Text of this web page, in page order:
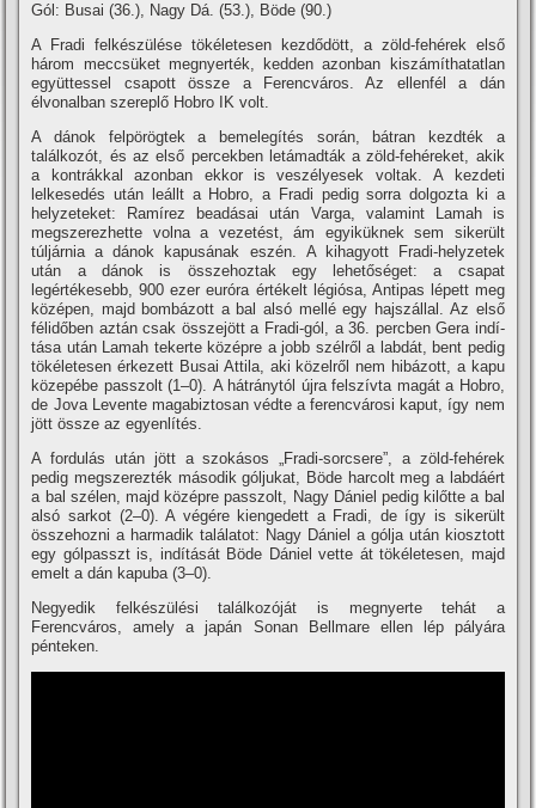
Gól: Busai (36.), Nagy Dá. (53.), Böde (90.)
A Fradi felkészülése tökéletesen kezdődött, a zöld-fehérek első
három meccsüket megnyerték, kedden azonban kiszámí­thatatlan
együttessel csapott össze a Ferencváros. Az ellenfél a dán
élvonalban szereplő Hobro IK volt.
A dánok felpörögtek a bemelegí­tés során, bátran kezdték a
találkozót, és az első percekben letámadták a zöld-fehéreket, akik
a kontrákkal azonban ekkor is veszélyesek voltak. A kezdeti
lelkesedés után leállt a Hobro, a Fradi pedig sorra dolgozta ki a
helyzeteket: Ramí­rez beadásai után Varga, valamint Lamah is
megszerezhette volna a vezetést, ám egyiküknek sem sikerült
túljárnia a dánok kapusának eszén. A kihagyott Fradi-helyzetek
után a dánok is összehoztak egy lehetőséget: a csapat
legértékesebb, 900 ezer euróra értékelt légiósa, Antipas lépett meg
középen, majd bombázott a bal alsó mellé egy hajszállal. Az első
félidőben aztán csak összejött a Fradi-gól, a 36. percben Gera indí­
tása után Lamah tekerte középre a jobb szélről a labdát, bent pedig
tökéletesen érkezett Busai Attila, aki közelről nem hibázott, a kapu
közepébe passzolt (1–0). A hátránytól újra felszí­vta magát a Hobro,
de Jova Levente magabiztosan védte a ferencvárosi kaput, í­gy nem
jött össze az egyenlí­tés.
A fordulás után jött a szokásos „Fradi-sorcsere”, a zöld-fehérek
pedig megszerezték második góljukat, Böde harcolt meg a labdáért
a bal szélen, majd középre passzolt, Nagy Dániel pedig kilőtte a bal
alsó sarkot (2–0). A végére kiengedett a Fradi, de í­gy is sikerült
összehozni a harmadik találatot: Nagy Dániel a gólja után kiosztott
egy gólpasszt is, indí­tását Böde Dániel vette át tökéletesen, majd
emelt a dán kapuba (3–0).
Negyedik felkészülési találkozóját is megnyerte tehát a
Ferencváros, amely a japán Sonan Bellmare ellen lép pályára
pénteken.